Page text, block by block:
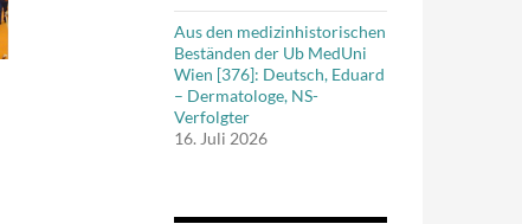
Aus den medizinhistorischen
Beständen der Ub MedUni
Wien [376]: Deutsch, Eduard
– Dermatologe, NS-
Verfolgter
16. Juli 2026